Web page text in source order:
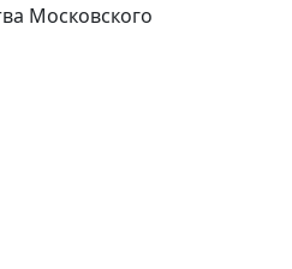
Московского